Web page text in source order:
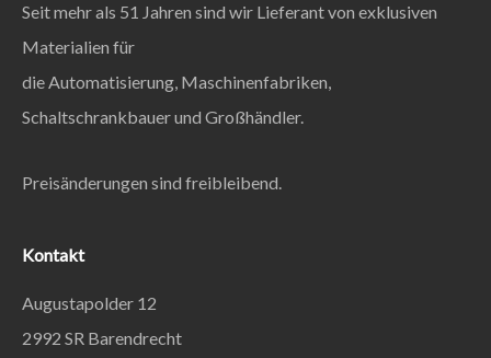
Seit mehr als 51 Jahren sind wir Lieferant von exklusiven
Materialien für
die Automatisierung, Maschinenfabriken,
Schaltschrankbauer und Großhändler.
Preisänderungen sind freibleibend.
Kontakt
Augustapolder 12
2992 SR Barendrecht